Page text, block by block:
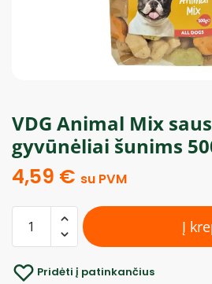
VDG Animal Mix
gyvūnėliai šunims
4,59 € su PVM
Į
Pridėti į patinkančius